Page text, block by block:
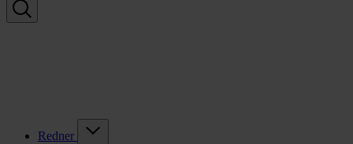
Redner